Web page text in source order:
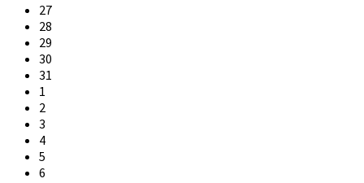
Skip
calendar
days
27
28
29
30
31
1
2
3
4
5
6